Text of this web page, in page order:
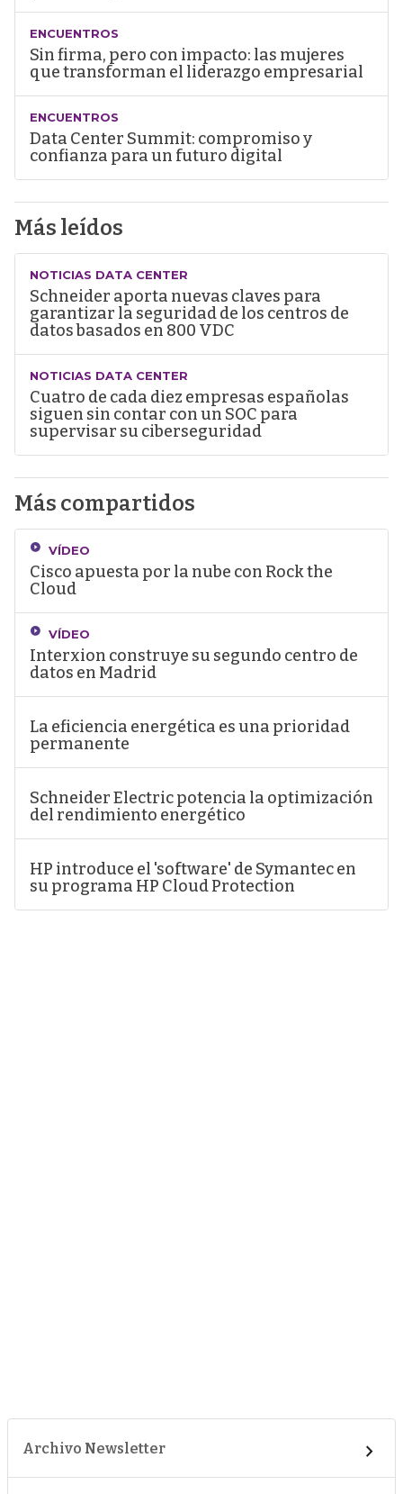
ENCUENTROS
Sin firma, pero con impacto: las mujeres
que transforman el liderazgo empresarial
ENCUENTROS
Data Center Summit: compromiso y
confianza para un futuro digital
Más leídos
NOTICIAS DATA CENTER
Schneider aporta nuevas claves para
garantizar la seguridad de los centros de
datos basados en 800 VDC
NOTICIAS DATA CENTER
Cuatro de cada diez empresas españolas
siguen sin contar con un SOC para
supervisar su ciberseguridad
Más compartidos
VÍDEO
Cisco apuesta por la nube con Rock the
Cloud
VÍDEO
Interxion construye su segundo centro de
datos en Madrid
La eficiencia energética es una prioridad
permanente
Schneider Electric potencia la optimización
del rendimiento energético
HP introduce el 'software' de Symantec en
su programa HP Cloud Protection
Archivo Newsletter